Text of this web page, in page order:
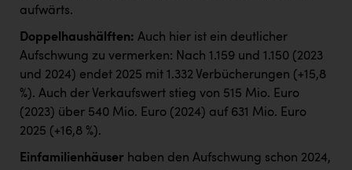
aufwärts.
Doppelhaushälften: Auch hier ist ein deutlicher
Aufschwung zu vermerken: Nach 1.159 und 1.150 (2023
und 2024) endet 2025 mit 1.332 Verbücherungen (+15,8
%). Auch der Verkaufswert stieg von 515 Mio. Euro
(2023) über 540 Mio. Euro (2024) auf 631 Mio. Euro
2025 (+16,8 %).
Einfamilienhäuser haben den Aufschwung schon 2024,